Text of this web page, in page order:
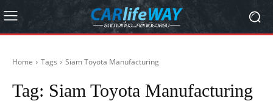
Home Tags Siam Toyota Manufacturing
Tag: Siam Toyota Manufacturing